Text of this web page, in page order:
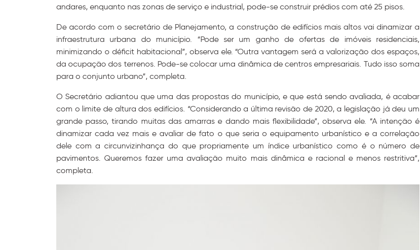
andares, enquanto nas zonas de serviço e industrial, pode-se construir prédios com até 25 pisos.
De acordo com o secretário de Planejamento, a construção de edifícios mais altos vai dinamizar a
infraestrutura urbana do município. “Pode ser um ganho de ofertas de imóveis residenciais,
minimizando o déficit habitacional”, observa ele. “Outra vantagem será a valorização dos espaços,
da ocupação dos terrenos. Pode-se colocar uma dinâmica de centros empresariais. Tudo isso soma
para o conjunto urbano”, completa.
O Secretário adiantou que uma das propostas do município, e que está sendo avaliada, é acabar
com o limite de altura dos edifícios. “Considerando a última revisão de 2020, a legislação já deu um
grande passo, tirando muitas das amarras e dando mais flexibilidade”, observa ele. “A intenção é
dinamizar cada vez mais e avaliar de fato o que seria o equipamento urbanístico e a correlação
dele com a circunvizinhança do que propriamente um índice urbanístico como é o número de
pavimentos. Queremos fazer uma avaliação muito mais dinâmica e racional e menos restritiva”,
completa.